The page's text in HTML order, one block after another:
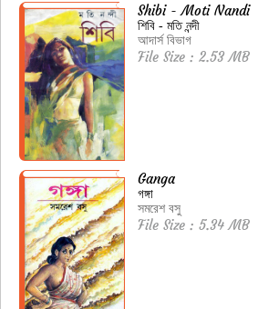
Shibi - Moti Nandi
শিবি - মতি নন্দী
আদার্স বিভাগ
File Size : 2.53 MB
Ganga
গঙ্গা
সমরেশ বসু
File Size : 5.34 MB